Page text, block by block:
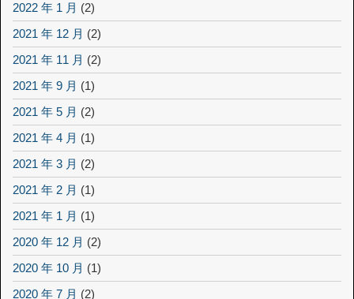
2022 年 1 月 (2)
2021 年 12 月 (2)
2021 年 11 月 (2)
2021 年 9 月 (1)
2021 年 5 月 (2)
2021 年 4 月 (1)
2021 年 3 月 (2)
2021 年 2 月 (1)
2021 年 1 月 (1)
2020 年 12 月 (2)
2020 年 10 月 (1)
2020 年 7 月 (2)